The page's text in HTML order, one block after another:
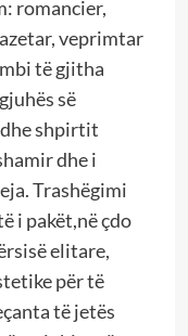
romancier,
veprimtar
të gjitha
së
shpirtit
dhe i
Trashëgimi
i pakët,në çdo
elitare,
për të
të jetës